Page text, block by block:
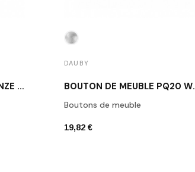
BOUTON DE MEUBLE BRONZE BLANC SATINÉ DAUBY PT-25
DAUBY
BOUTON
Boutons de meuble
19,82 €